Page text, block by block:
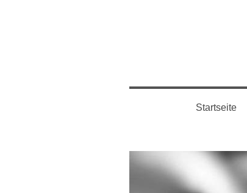
Startseite